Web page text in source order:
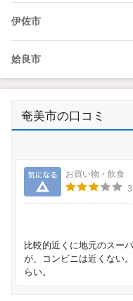
伊佐市
姶良市
奄美市の口コミ
気になる
お買い物・飲食
比較的近くに地元のスー
が、コンビニは近くない
らい。